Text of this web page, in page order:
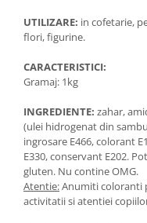
UTILIZARE: in cofetarie,
flori, figurine.
CARACTERISTICI:
Gramaj: 1kg
INGREDIENTE: zahar,
(ulei hidrogenat din
ingrosare E466, colorant
E330, conservant E202.
gluten. Nu contine OMG.
Atentie:Anumiti coloranti
activitatii si atentiei